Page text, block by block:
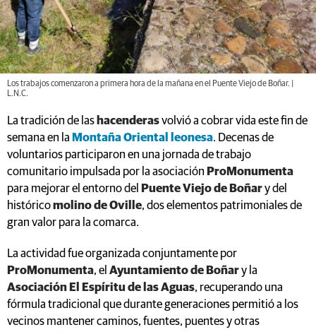
Los trabajos comenzaron a primera hora de la mañana en el Puente Viejo de Boñar. |
L.N.C.
La tradición de las hacenderasvolvió a cobrar vida este fin de
semana en la Montaña Oriental leonesa. Decenas de
voluntarios participaron en una jornada de trabajo
comunitario impulsada por la asociación ProMonumenta
para mejorar el entorno del
Puente Viejo de Boñary del
históricomolino de Oville, dos elementos patrimoniales de
gran valor para la comarca.
La actividad fue organizada conjuntamente por
ProMonumenta, el Ayuntamiento de Boñary la
Asociación El Espíritu de las Aguas, recuperando una
fórmula tradicional que durante generaciones permitió a los
vecinos mantener caminos, fuentes, puentes y otras